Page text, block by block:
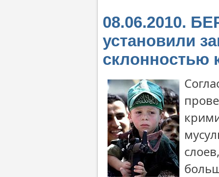
08.06.2010.
установили
склонностью